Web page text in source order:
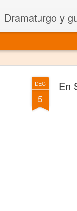
DEC
5
En
Dramaturgo y